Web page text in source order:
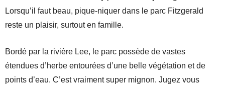
Lorsqu’il faut beau, pique-niquer dans le parc Fitzgerald
reste un plaisir, surtout en famille.
Bordé par la rivière Lee, le parc possède de vastes
étendues d’herbe entourées d’une belle végétation et de
points d’eau. C’est vraiment super mignon. Jugez vous